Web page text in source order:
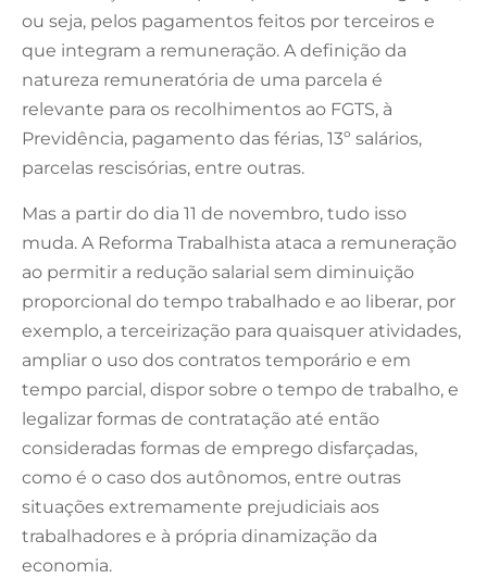
ou seja, pelos pagamentos feitos por terceiros e
que integram a remuneração. A definição da
natureza remuneratória de uma parcela é
relevante para os recolhimentos ao FGTS, à
Previdência, pagamento das férias, 13º salários,
parcelas rescisórias, entre outras.
Mas a partir do dia 11 de novembro, tudo isso
muda. A Reforma Trabalhista ataca a remuneração
ao permitir a redução salarial sem diminuição
proporcional do tempo trabalhado e ao liberar, por
exemplo, a terceirização para quaisquer atividades,
ampliar o uso dos contratos temporário e em
tempo parcial, dispor sobre o tempo de trabalho, e
legalizar formas de contratação até então
consideradas formas de emprego disfarçadas,
como é o caso dos autônomos, entre outras
situações extremamente prejudiciais aos
trabalhadores e à própria dinamização da
economia.